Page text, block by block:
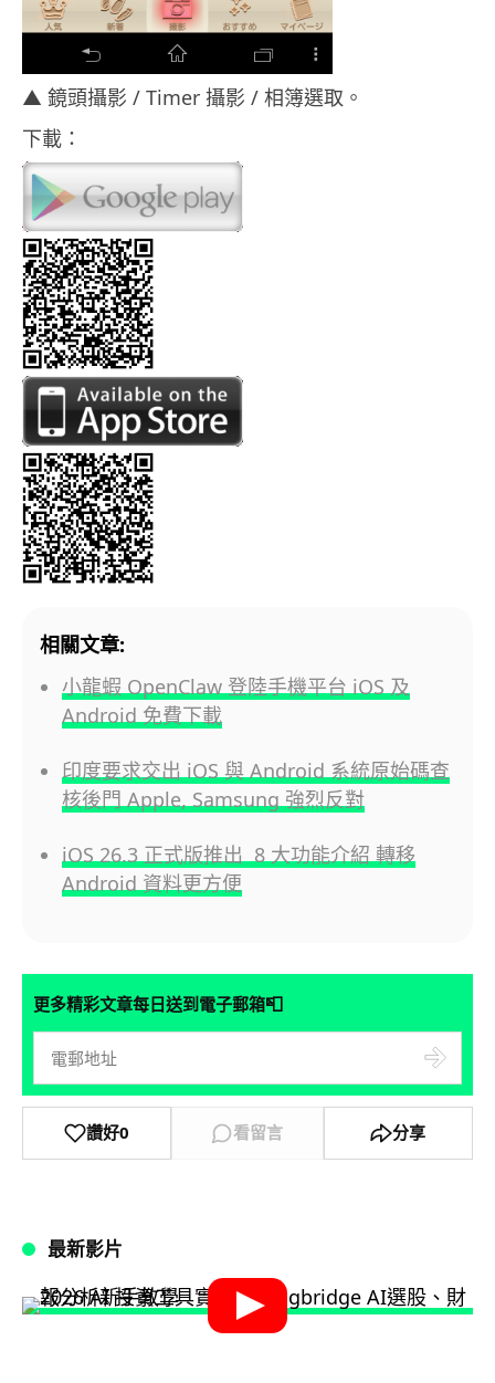
▲ 鏡頭攝影 / Timer 攝影 / 相簿選取。
下載：
相關文章:
小龍蝦 OpenClaw 登陸手機平台 iOS 及
Android 免費下載
印度要求交出 iOS 與 Android 系統原始碼查
核後門 Apple, Samsung 強烈反對
iOS 26.3 正式版推出 8 大功能介紹 轉移
Android 資料更方便
更多精彩文章每日送到電子郵箱📮
讚好0 看留言 分享
最新影片